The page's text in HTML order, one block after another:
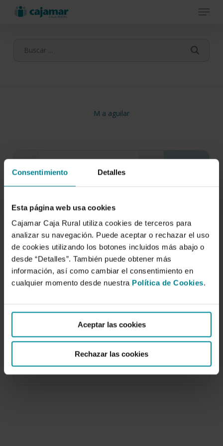
Consentimiento Detalles
Esta página web usa cookies
Cajamar Caja Rural utiliza cookies de terceros para
analizar su navegación. Puede aceptar o rechazar el uso
de cookies utilizando los botones incluidos más abajo o
desde “Detalles”. También puede obtener más
información, así como cambiar el consentimiento en
cualquier momento desde nuestra Política de Cookies.
Aceptar las cookies
Rechazar las cookies
Menu
M a aguilar
en cultivos de invernadero.
27 de septiembre de 2003
como alternativa a las pistolas pulverizadores
utilizadas…